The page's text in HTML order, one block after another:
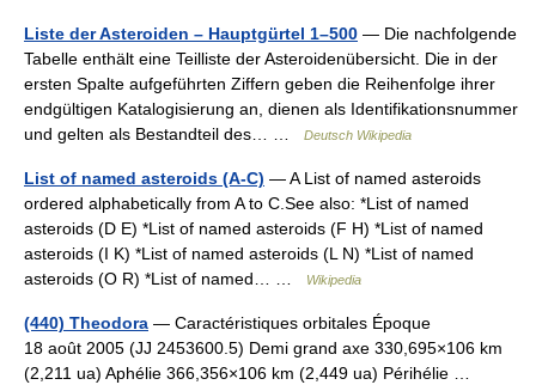
Liste der Asteroiden – Hauptgürtel 1–500 — Die nachfolgende
Tabelle enthält eine Teilliste der Asteroidenübersicht. Die in der
ersten Spalte aufgeführten Ziffern geben die Reihenfolge ihrer
endgültigen Katalogisierung an, dienen als Identifikationsnummer
und gelten als Bestandteil des… …
Deutsch Wikipedia
List of named asteroids (A-C) — A List of named asteroids
ordered alphabetically from A to C.See also: *List of named
asteroids (D E) *List of named asteroids (F H) *List of named
asteroids (I K) *List of named asteroids (L N) *List of named
asteroids (O R) *List of named… …
Wikipedia
(440) Theodora — Caractéristiques orbitales Époque
18 août 2005 (JJ 2453600.5) Demi grand axe 330,695×106 km
(2,211 ua) Aphélie 366,356×106 km (2,449 ua) Périhélie …